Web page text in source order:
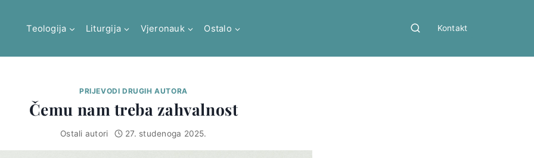
Teologija Liturgija Vjeronauk Ostalo Kontakt
PRIJEVODI DRUGIH AUTORA
Čemu nam treba zahvalnost
Ostali autori 27. studenoga 2025.